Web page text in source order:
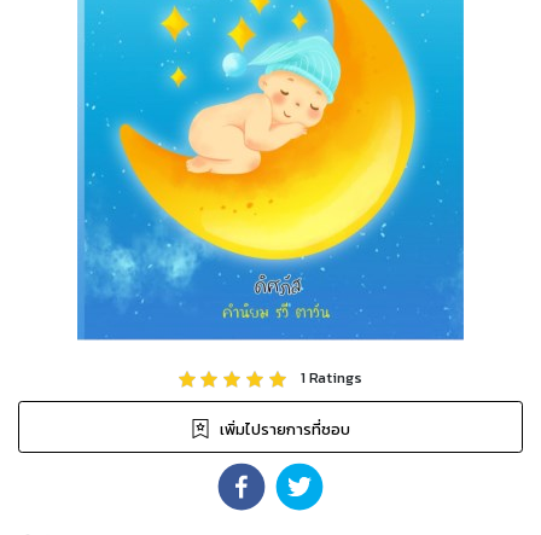
1Ratings
เพิ่มไปรายการที่ชอบ